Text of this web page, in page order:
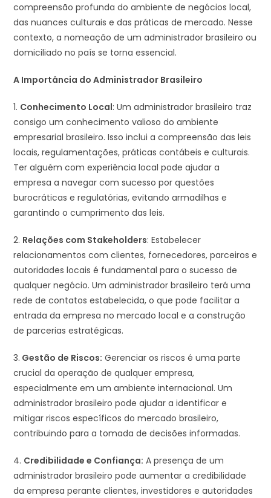
compreensão profunda do ambiente de negócios local,
das nuances culturais e das práticas de mercado. Nesse
contexto, a nomeação de um administrador brasileiro ou
domiciliado no país se torna essencial.
A Importância do Administrador Brasileiro
1. Conhecimento Local: Um administrador brasileiro traz
consigo um conhecimento valioso do ambiente
empresarial brasileiro. Isso inclui a compreensão das leis
locais, regulamentações, práticas contábeis e culturais.
Ter alguém com experiência local pode ajudar a
empresa a navegar com sucesso por questões
burocráticas e regulatórias, evitando armadilhas e
garantindo o cumprimento das leis.
2. Relações com Stakeholders: Estabelecer
relacionamentos com clientes, fornecedores, parceiros e
autoridades locais é fundamental para o sucesso de
qualquer negócio. Um administrador brasileiro terá uma
rede de contatos estabelecida, o que pode facilitar a
entrada da empresa no mercado local e a construção
de parcerias estratégicas.
3. Gestão de Riscos: Gerenciar os riscos é uma parte
crucial da operação de qualquer empresa,
especialmente em um ambiente internacional. Um
administrador brasileiro pode ajudar a identificar e
mitigar riscos específicos do mercado brasileiro,
contribuindo para a tomada de decisões informadas.
4. Credibilidade e Confiança: A presença de um
administrador brasileiro pode aumentar a credibilidade
da empresa perante clientes, investidores e autoridades